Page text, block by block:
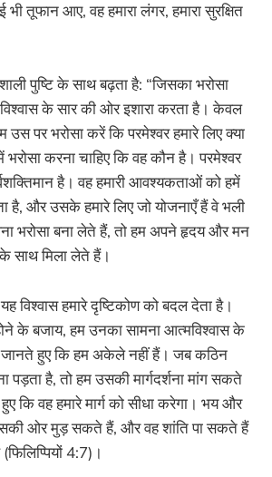
भी तूफान आए, वह हमारा लंगर, हमारा सुरक्षित
पुष्टि के साथ बढ़ता है: “जिसका भरोसा
के सार की ओर इशारा करता है। केवल
उस पर भरोसा करें कि परमेश्वर हमारे लिए क्या
करना चाहिए कि वह कौन है। परमेश्वर
है। वह हमारी आवश्यकताओं को हमें
है, और उसके हमारे लिए जो योजनाएँ हैं वे भली
भरोसा बना लेते हैं, तो हम अपने हृदय और मन
साथ मिला लेते हैं।
विश्वास हमारे दृष्टिकोण को बदल देता है।
के बजाय, हम उनका सामना आत्मविश्वास के
हुए कि हम अकेले नहीं हैं। जब कठिन
पड़ता है, तो हम उसकी मार्गदर्शना मांग सकते
कि वह हमारे मार्ग को सीधा करेगा। भय और
ओर मुड़ सकते हैं, और वह शांति पा सकते हैं
4:7)।